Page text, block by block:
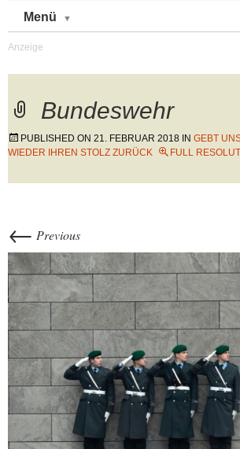
Menü
Bundeswehr
PUBLISHED ON 21. FEBRUAR 2018 IN GEBT
WIEDER IHREN STOLZ ZURÜCK
FULL
← Previous